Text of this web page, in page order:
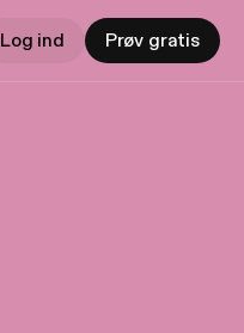
Log ind Prøv gratis